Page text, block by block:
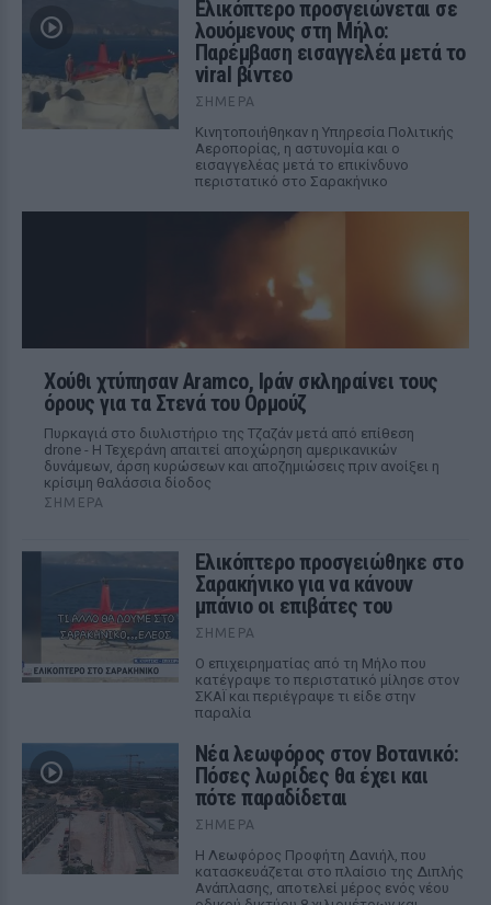
Ελικόπτερο προσγειώνεται σε
λουόμενους στη Μήλο:
Παρέμβαση εισαγγελέα μετά το
viral βίντεο
ΣΉΜΕΡΑ
Κινητοποιήθηκαν η Υπηρεσία Πολιτικής
Αεροπορίας, η αστυνομία και ο
εισαγγελέας μετά το επικίνδυνο
περιστατικό στο Σαρακήνικο
Χούθι χτύπησαν Aramco, Ιράν σκληραίνει τους
όρους για τα Στενά του Ορμούζ
Πυρκαγιά στο διυλιστήριο της Τζαζάν μετά από επίθεση
drone - Η Τεχεράνη απαιτεί αποχώρηση αμερικανικών
δυνάμεων, άρση κυρώσεων και αποζημιώσεις πριν ανοίξει η
κρίσιμη θαλάσσια δίοδος
ΣΉΜΕΡΑ
Ελικόπτερο προσγειώθηκε στο
Σαρακήνικο για να κάνουν
μπάνιο οι επιβάτες του
ΣΉΜΕΡΑ
Ο επιχειρηματίας από τη Μήλο που
κατέγραψε το περιστατικό μίλησε στον
ΣΚΑΪ και περιέγραψε τι είδε στην
παραλία
Νέα λεωφόρος στον Βοτανικό:
Πόσες λωρίδες θα έχει και
πότε παραδίδεται
ΣΉΜΕΡΑ
Η Λεωφόρος Προφήτη Δανιήλ, που
κατασκευάζεται στο πλαίσιο της Διπλής
Ανάπλασης, αποτελεί μέρος ενός νέου